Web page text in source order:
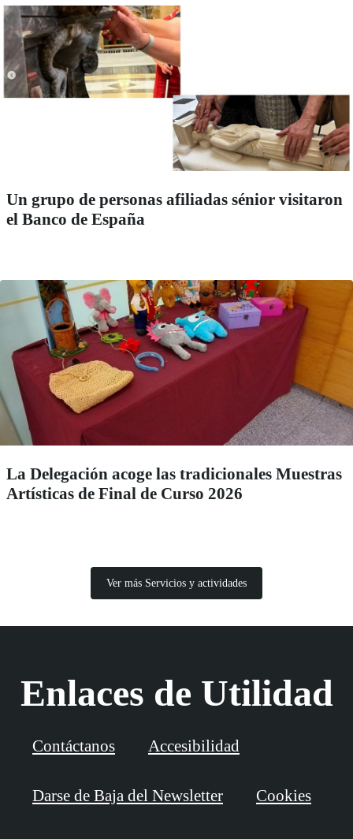
Un grupo de personas afiliadas sénior visitaron
el Banco de España
La Delegación acoge las tradicionales Muestras
Artísticas de Final de Curso 2026
Ver más Servicios y actividades
Enlaces de Utilidad
Contáctanos Accesibilidad
Darse de Baja del Newsletter Cookies